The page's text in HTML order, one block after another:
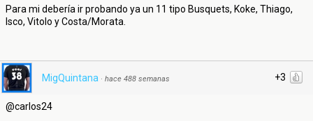
Para mi debería ir probando ya un 11 tipo Busquets, Koke, Thiago,
Isco, Vitolo y Costa/Morata.
+3
MigQuintana · hace 488 semanas
@carlos24